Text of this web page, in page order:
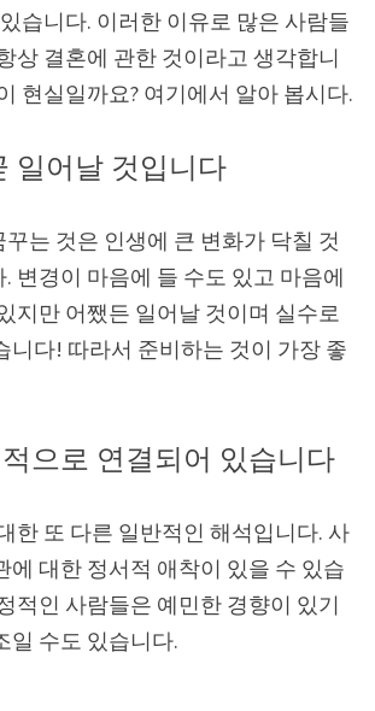
습니다. 이러한 이유로 많은 사람들
상 결혼에 관한 것이라고 생각합니
현실일까요? 여기에서 알아 봅시다.
일어날 것입니다
는 것은 인생에 큰 변화가 닥칠 것
변경이 마음에 들 수도 있고 마음에
지만 어쨌든 일어날 것이며 실수로
니다! 따라서 준비하는 것이 가장 좋
으로 연결되어 있습니다
한 또 다른 일반적인 해석입니다. 사
에 대한 정서적 애착이 있을 수 있습
적인 사람들은 예민한 경향이 있기
일 수도 있습니다.